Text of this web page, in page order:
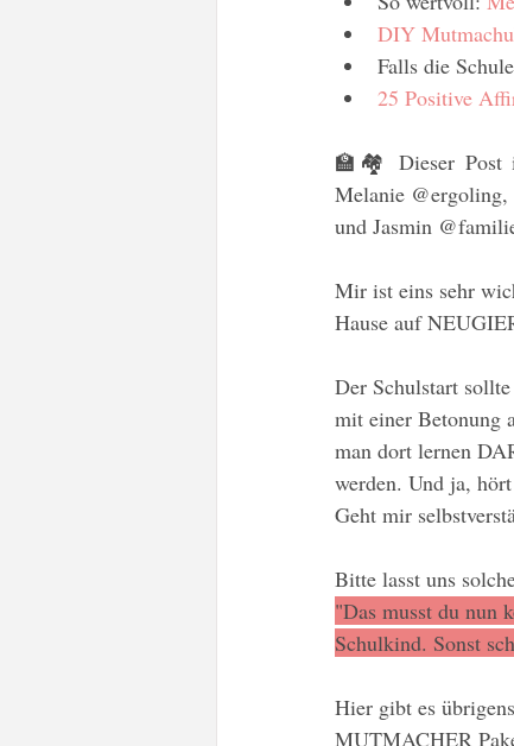
DIY
Falls die
25 Positive
🏫🏘️ Dieser Post
Melanie
und Jasmin
Mir ist eins sehr
Hause auf
Der Schulstart
mit einer Betonung
man dort lernen
werden. Und ja,
Geht mir
Bitte lasst uns
"Das musst du nun
Schulkind. Sonst
Hier gibt es
MUTMACHER